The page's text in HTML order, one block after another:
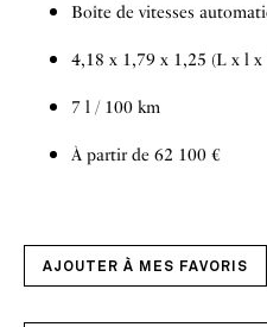
Boîte de vitesses
4,18 x 1,79 x 1,25 (L x l x
7 l / 100 km
À partir de 62 100 €
AJOUTER À MES FAVORIS